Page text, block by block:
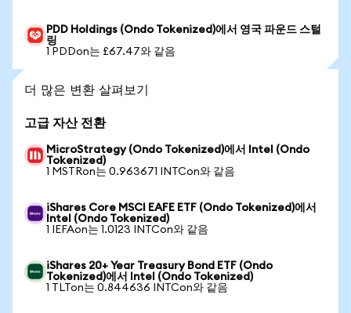
PDD Holdings (Ondo Tokenized)에서 영국 파운드 스털
링
1 PDDon는 £67.47와 같음
더 많은 변환 살펴보기
고급 자산 전환
MicroStrategy (Ondo Tokenized)에서 Intel (Ondo
Tokenized)
1 MSTRon는 0.963671 INTCon와 같음
iShares Core MSCI EAFE ETF (Ondo Tokenized)에서
Intel (Ondo Tokenized)
1 IEFAon는 1.0123 INTCon와 같음
iShares 20+ Year Treasury Bond ETF (Ondo
Tokenized)에서 Intel (Ondo Tokenized)
1 TLTon는 0.844636 INTCon와 같음